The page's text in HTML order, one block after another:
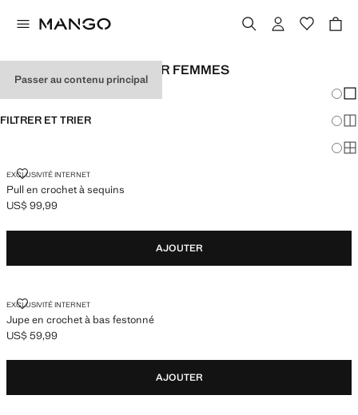
Passer au contenu principal
LOOKS DE FESTIVAL POUR FEMMES
FILTRER ET TRIER
EXCLUSIVITÉ INTERNET
Pull en crochet à sequins
PULL EN CROCHET À SEQUINS
Prix actuel [US$ 99,99 ]
US$ 99,99
AJOUTER
EXCLUSIVITÉ INTERNET
Jupe en crochet à bas festonné
JUPE EN CROCHET À BAS FESTONNÉ
Prix actuel [US$ 59,99 ]
US$ 59,99
AJOUTER